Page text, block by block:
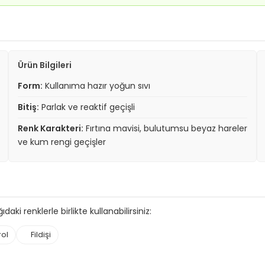
Ürün Bilgileri
Form: Kullanıma hazır yoğun sıvı
Bitiş: Parlak ve reaktif geçişli
Renk Karakteri: Fırtına mavisi, bulutumsu beyaz hareler
ve kum rengi geçişler
renklerle birlikte kullanabilirsiniz:
Fildişi